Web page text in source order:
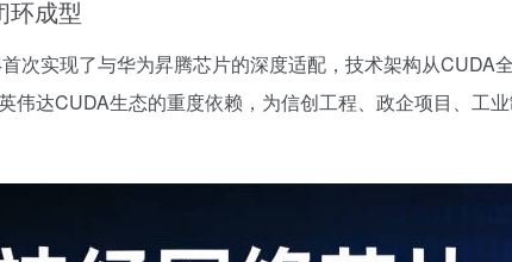
环成型
次实现了与华为昇腾芯片的深度适配，技术架构从CUDA
伟达CUDA生态的重度依赖，为信创工程、政企项目、工